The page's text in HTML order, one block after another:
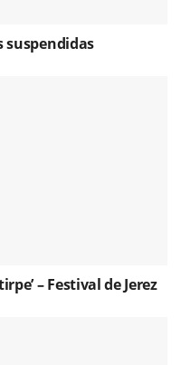
suspendidas
– Festival de Jerez